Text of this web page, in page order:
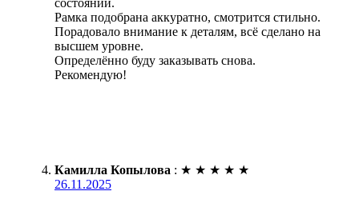
Рамка подобрана аккуратно, смотрится стильно.
Порадовало внимание к деталям, всё сделано на
высшем уровне.
Определённо буду заказывать снова.
Рекомендую!
Камилла Копылова : ★ ★ ★ ★ ★
26.11.2025